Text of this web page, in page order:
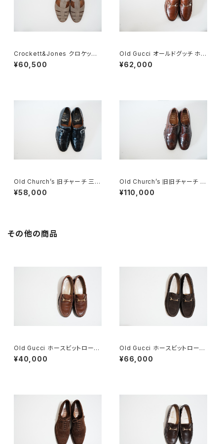
Crockett&Jones クロケット&
ジョーズ FISHERMAN グルカ
サンダル 7E スエード
¥60,500
Old Gucci オールドグッチ ホー
スビットローファー 40.5D 緑タ
グ
¥62,000
Old Church’s 旧チャーチ 三都
市 Stafford 70F
¥58,000
Old Church’s 旧旧チャーチ 二
都市 Holborn 75D
¥110,000
その他の商品
Old Gucci ホースビットローフ
ァー 4.5B ラバー BR
¥40,000
Old Gucci ホースビットローフ
ァー 35C スエードDB
¥66,000